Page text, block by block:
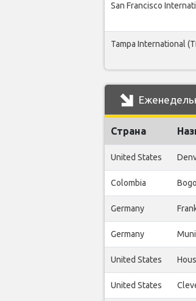
San Francisco
Tampa International
Страна
United States
Colombia
Germany
Germany
United States
United States